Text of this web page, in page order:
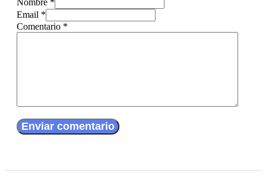
Nombre *
Email *
Comentario *